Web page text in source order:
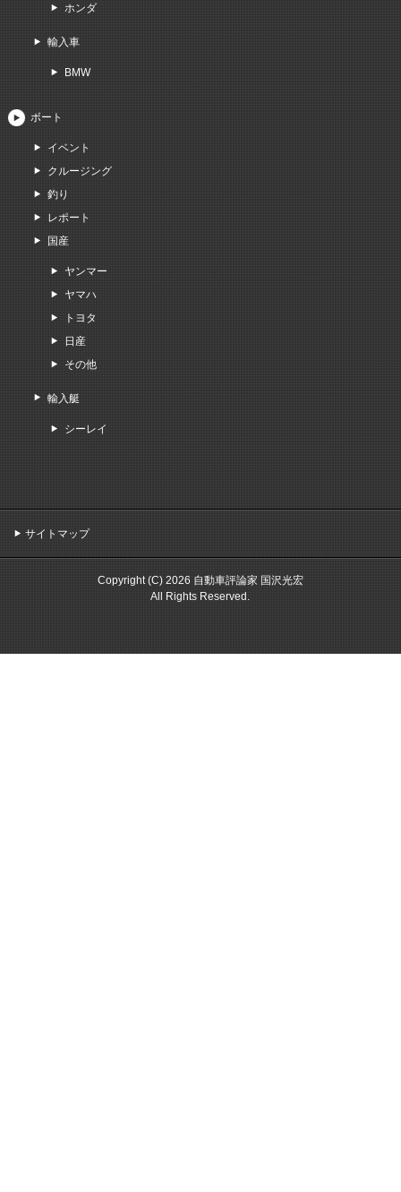
ホンダ
輸入車
BMW
ボート
イベント
クルージング
釣り
レポート
国産
ヤンマー
ヤマハ
トヨタ
日産
その他
輸入艇
シーレイ
サイトマップ
Copyright (C) 2026 自動車評論家 国沢光宏
All Rights Reserved.